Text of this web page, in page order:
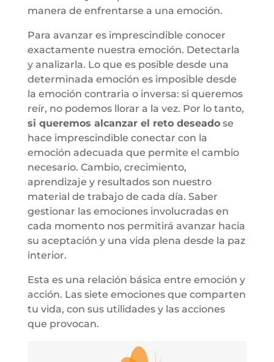
manera de enfrentarse a una emoción.
Para avanzar es imprescindible conocer
exactamente nuestra emoción. Detectarla
y analizarla. Lo que es posible desde una
determinada emoción es imposible desde
la emoción contraria o inversa: si queremos
reír, no podemos llorar a la vez. Por lo tanto,
si queremos alcanzar el reto deseadose
hace imprescindible conectar con la
emoción adecuada que permite el cambio
necesario. Cambio, crecimiento,
aprendizaje y resultados son nuestro
material de trabajo de cada día. Saber
gestionar las emociones involucradas en
cada momento nos permitirá avanzar hacia
su aceptación y una vida plena desde la paz
interior.
Esta es una relación básica entre emoción y
acción. Las siete emociones que comparten
tu vida, con sus utilidades y las acciones
que provocan.